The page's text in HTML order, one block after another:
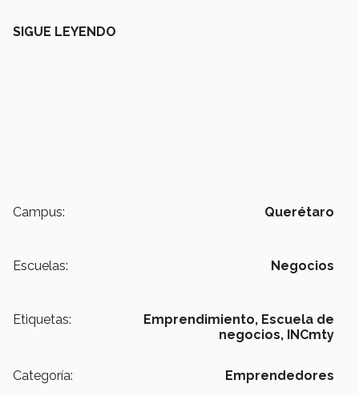
SIGUE LEYENDO
Campus: Querétaro
Escuelas: Negocios
Etiquetas: Emprendimiento, Escuela de
negocios, INCmty
Categoría: Emprendedores